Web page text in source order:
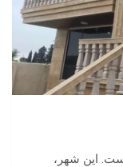
این شهر،